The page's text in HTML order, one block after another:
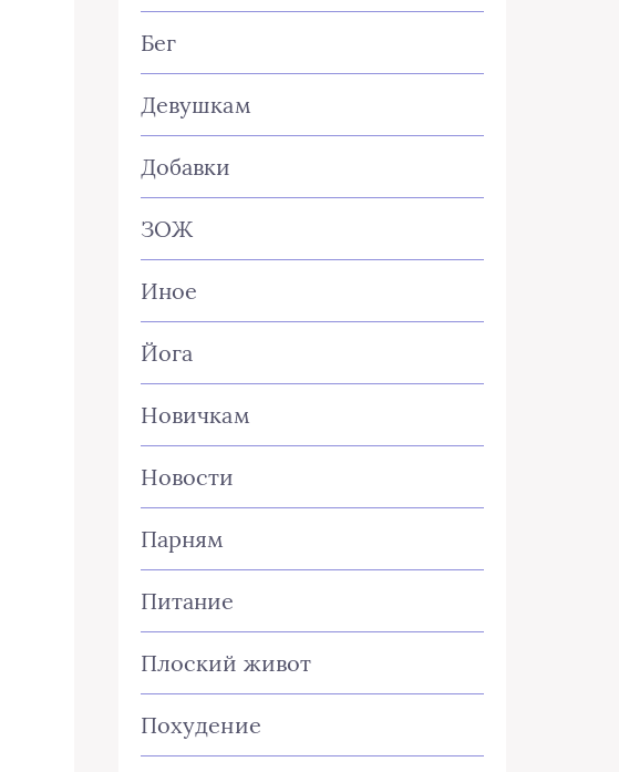
Бег
Девушкам
Добавки
ЗОЖ
Иное
Йога
Новичкам
Новости
Парням
Питание
Плоский живот
Похудение